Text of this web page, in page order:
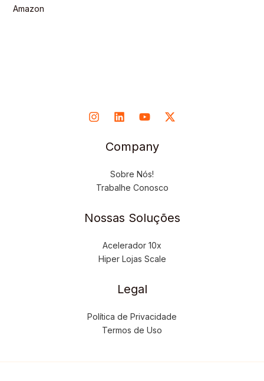
Amazon
Company
Sobre Nós!
Trabalhe Conosco
Nossas Soluções
Acelerador 10x
Hiper Lojas Scale
Legal
Política de Privacidade
Termos de Uso